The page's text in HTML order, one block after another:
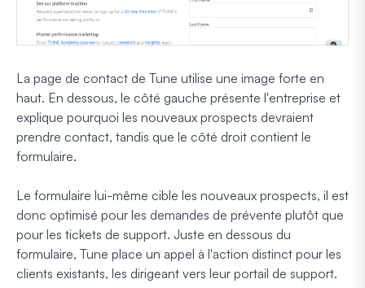
La page de contact de Tune utilise une image forte en
haut. En dessous, le côté gauche présente l'entreprise et
explique pourquoi les nouveaux prospects devraient
prendre contact, tandis que le côté droit contient le
formulaire.
Le formulaire lui-même cible les nouveaux prospects, il est
donc optimisé pour les demandes de prévente plutôt que
pour les tickets de support. Juste en dessous du
formulaire, Tune place un appel à l'action distinct pour les
clients existants, les dirigeant vers leur portail de support.